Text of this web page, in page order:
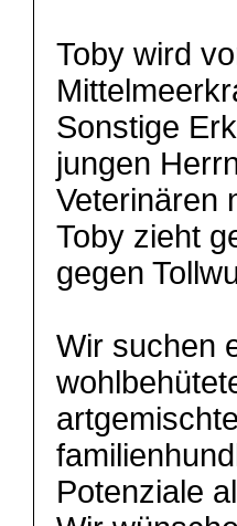
Toby wird
Sonstige
jungen
Veterinären
Toby zieht
gegen
Wir suchen
Potenziale